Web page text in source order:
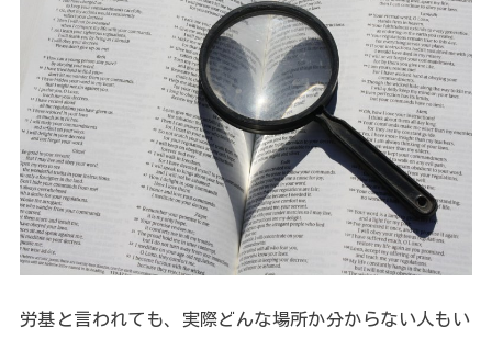
労基と言われても、実際どんな場所か分からない人もい